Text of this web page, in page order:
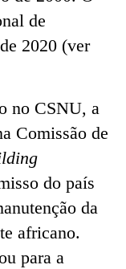
de
2020 (ver
no CSNU, a
Comissão de
do país
da
africano.
para a